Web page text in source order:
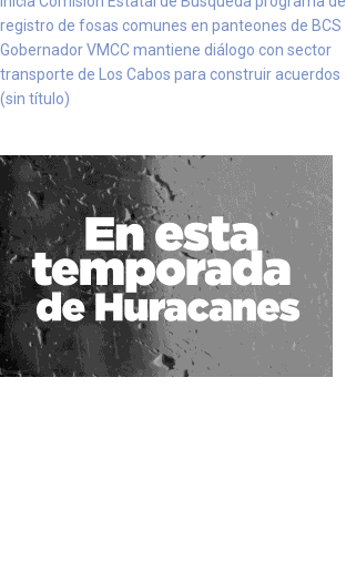
registro de fosas comunes en panteones de BCS
Gobernador VMCC mantiene diálogo con sector
transporte de Los Cabos para construir acuerdos
(sin título)